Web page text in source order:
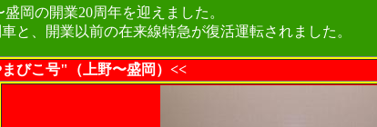
岡の開業20周年を迎えました。
と、開業以前の在来線特急が復活運転されました。
びこ号"（上野〜盛岡）<<